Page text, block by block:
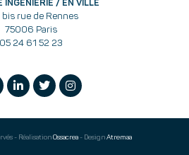
INGÉNIERIE / EN VILLE
bis rue de Rennes
75006 Paris
05 24 61 52 23
- RéalisationOssacrea- DesignAtremaa